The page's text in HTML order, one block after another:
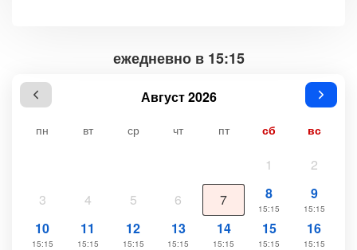
ежедневно в 15:15
Август 2026
пн вт ср чт пт сб вс
1
2
3
4 5 6 7 8
15:15
9
15:15
10
15:15
11
15:15
12
15:15
13
15:15
14
15:15
15
15:15
16
15:15